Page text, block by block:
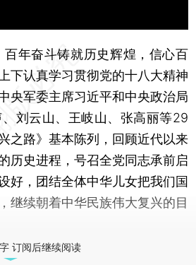
年奋斗铸就历史辉煌，信心百
下认真学习贯彻党的十八大精神
央军委主席习近平和中央政治局
刘云山、王岐山、张高丽等29
之路》基本陈列，回顾近代以来
历史进程，号召全党同志承前启
好，团结全体中华儿女把我们国
继续朝着中华民族伟大复兴的目
订阅后继续阅读